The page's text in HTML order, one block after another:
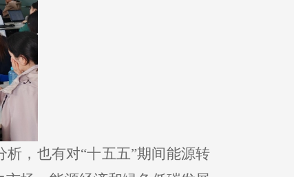
，也有对“十五五”期间能源转